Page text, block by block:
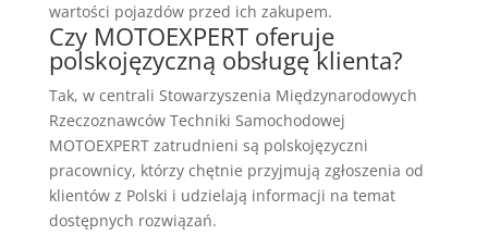
wartości pojazdów przed ich zakupem.
Czy MOTOEXPERT oferuje
polskojęzyczną obsługę klienta?
Tak, w centrali Stowarzyszenia Międzynarodowych
Rzeczoznawców Techniki Samochodowej
MOTOEXPERT zatrudnieni są polskojęzyczni
pracownicy, którzy chętnie przyjmują zgłoszenia od
klientów z Polski i udzielają informacji na temat
dostępnych rozwiązań.